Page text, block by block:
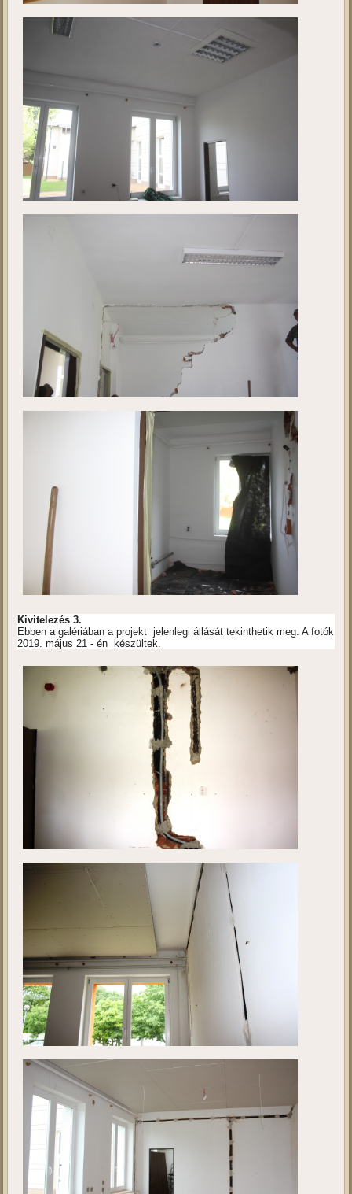
Ebben a galériában a projekt jelenlegi állását tekinthetik meg. A fotók
2019. május 21 - én készültek.